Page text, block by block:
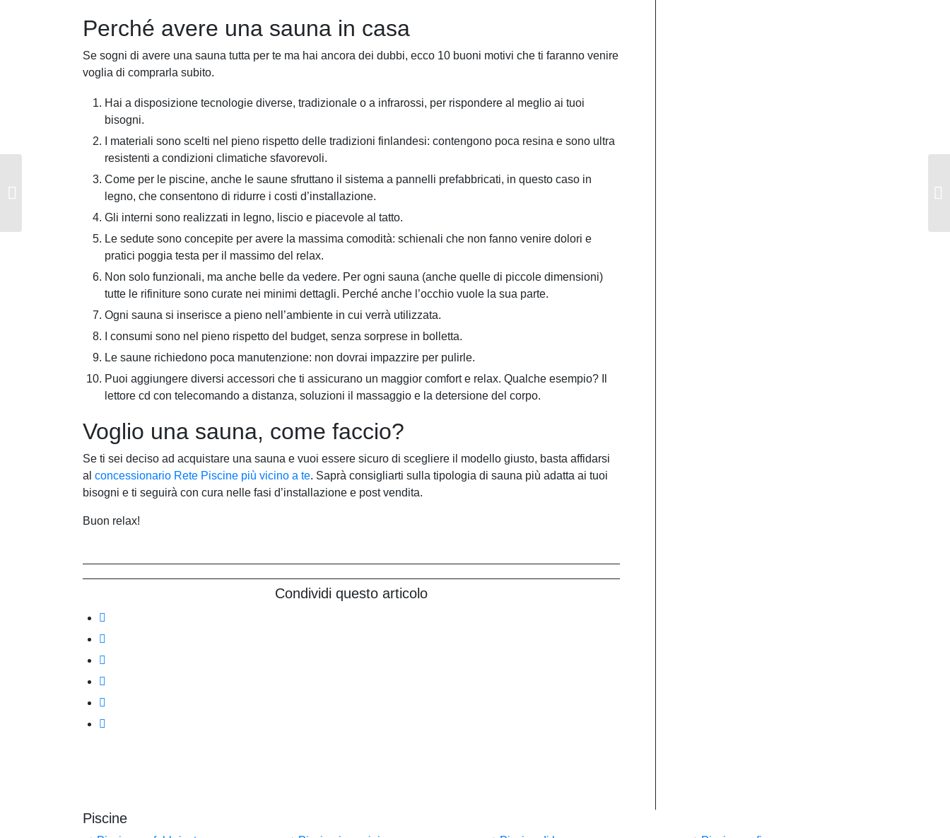
Perché avere una sauna in casa
Se sogni di avere una sauna tutta per te ma hai ancora dei dubbi, ecco 10 buoni motivi che ti faranno venire
voglia di comprarla subito.
Hai a disposizione tecnologie diverse, tradizionale o a infrarossi, per rispondere al meglio ai tuoi
bisogni.
I materiali sono scelti nel pieno rispetto delle tradizioni finlandesi: contengono poca resina e sono ultra
resistenti a condizioni climatiche sfavorevoli.
Come per le piscine, anche le saune sfruttano il sistema a pannelli prefabbricati, in questo caso in
legno, che consentono di ridurre i costi d’installazione.
Gli interni sono realizzati in legno, liscio e piacevole al tatto.
Le sedute sono concepite per avere la massima comodità: schienali che non fanno venire dolori e
pratici poggia testa per il massimo del relax.
Non solo funzionali, ma anche belle da vedere. Per ogni sauna (anche quelle di piccole dimensioni)
tutte le rifiniture sono curate nei minimi dettagli. Perché anche l’occhio vuole la sua parte.
Ogni sauna si inserisce a pieno nell’ambiente in cui verrà utilizzata.
I consumi sono nel pieno rispetto del budget, senza sorprese in bolletta.
Le saune richiedono poca manutenzione: non dovrai impazzire per pulirle.
Puoi aggiungere diversi accessori che ti assicurano un maggior comfort e relax. Qualche esempio? Il
lettore cd con telecomando a distanza, soluzioni il massaggio e la detersione del corpo.
Voglio una sauna, come faccio?
Se ti sei deciso ad acquistare una sauna e vuoi essere sicuro di scegliere il modello giusto, basta affidarsi
al concessionario Rete Piscine più vicino a te. Saprà consigliarti sulla tipologia di sauna più adatta ai tuoi
bisogni e ti seguirà con cura nelle fasi d’installazione e post vendita.
Buon relax!
Condividi questo articolo
Chiusura della piscina
Piscine